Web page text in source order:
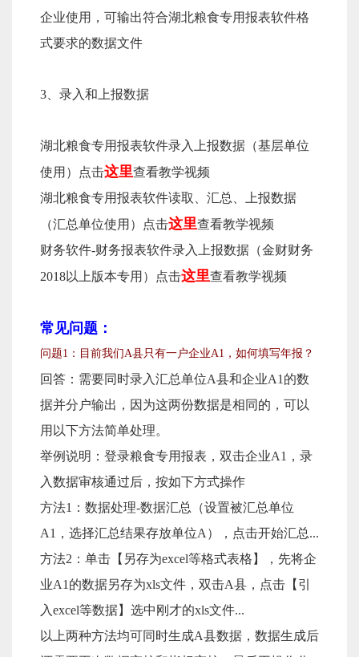
企业使用，可输出符合湖北粮食专用报表软件格
式要求的数据文件
3、录入和上报数据
湖北粮食专用报表软件录入上报数据（基层单位
使用）点击这里查看教学视频
湖北粮食专用报表软件读取、汇总、上报数据
（汇总单位使用）点击这里查看教学视频
财务软件-财务报表软件录入上报数据（金财财务
2018以上版本专用）点击这里查看教学视频
常见问题：
问题1：目前我们A县只有一户企业A1，如何填写年报？
回答：需要同时录入汇总单位A县和企业A1的数
据并分户输出，因为这两份数据是相同的，可以
用以下方法简单处理。
举例说明：登录粮食专用报表，双击企业A1，录
入数据审核通过后，按如下方式操作
方法1：数据处理-数据汇总（设置被汇总单位
A1，选择汇总结果存放单位A），点击开始汇总...
方法2：单击【另存为excel等格式表格】，先将企
业A1的数据另存为xls文件，双击A县，点击【引
入excel等数据】选中刚才的xls文件...
以上两种方法均可同时生成A县数据，数据生成后